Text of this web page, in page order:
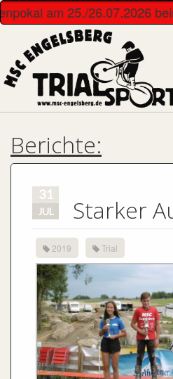
am 25./26.07.2026
Berichte:
31
JUL Starker
2019 Trial